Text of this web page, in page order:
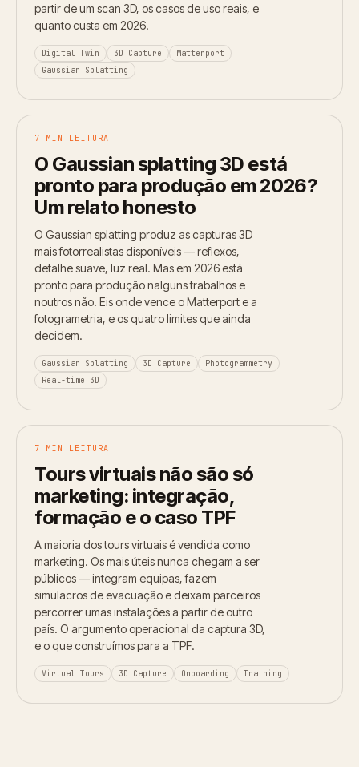
partir de um scan 3D, os casos de uso reais, e
quanto custa em 2026.
Digital Twin 3D Capture
Matterport
Gaussian Splatting
7 MIN LEITURA
O Gaussian splatting 3D está
pronto para produção em 2026?
Um relato honesto
O Gaussian splatting produz as capturas 3D
mais fotorrealistas disponíveis — reflexos,
detalhe suave, luz real. Mas em 2026 está
pronto para produção nalguns trabalhos e
noutros não. Eis onde vence o Matterport e a
fotogrametria, e os quatro limites que ainda
decidem.
Gaussian Splatting 3D Capture
Photogrammetry
Real-time 3D
7 MIN LEITURA
Tours virtuais não são só
marketing: integração,
formação e o caso TPF
A maioria dos tours virtuais é vendida como
marketing. Os mais úteis nunca chegam a ser
públicos — integram equipas, fazem
simulacros de evacuação e deixam parceiros
percorrer umas instalações a partir de outro
país. O argumento operacional da captura 3D,
e o que construímos para a TPF.
Virtual Tours 3D Capture Onboarding Training